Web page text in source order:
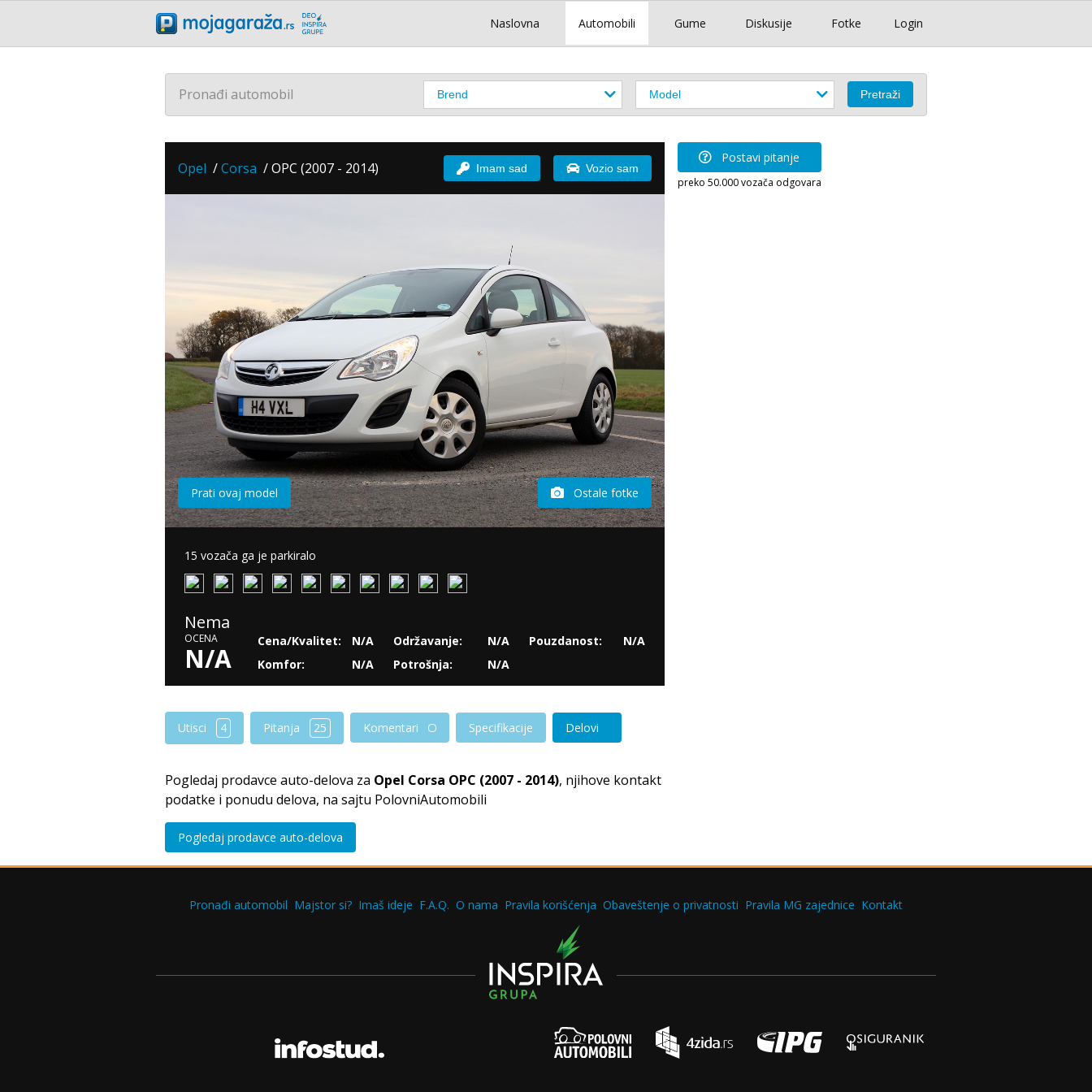
Login
Naslovna Automobili Gume Diskusije Fotke
Pronađi automobil
Opel /Corsa /OPC (2007 - 2014) Imam sad Vozio sam
Prati ovaj model Ostale fotke
15 vozača ga je parkiralo
Nema
OCENA
N/A
Cena/Kvalitet:
N/A
Komfor:
N/A
Održavanje:
N/A
Potrošnja:
N/A
Pouzdanost: N/A
Utisci 4 Pitanja 25 Komentari Specifikacije Delovi
Pogledaj prodavce auto-delova za Opel Corsa OPC (2007 - 2014), njihove kontakt
podatke i ponudu delova, na sajtu PolovniAutomobili
Pogledaj prodavce auto-delova
Postavi pitanje
preko 50.000 vozača odgovara
Pronađi automobil Majstor si? Imaš ideje F.A.Q. O nama Pravila korišćenja Obaveštenje o privatnosti Pravila MG zajednice Kontakt